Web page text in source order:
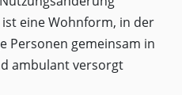
eine Wohnform, in der
Personen gemeinsam in
ambulant versorgt